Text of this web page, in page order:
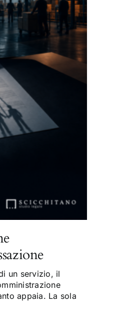
un servizio, il
appaia. La sola